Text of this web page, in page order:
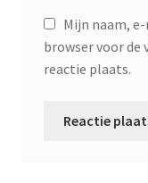
Mijn naam,
browser voor de
reactie plaats.